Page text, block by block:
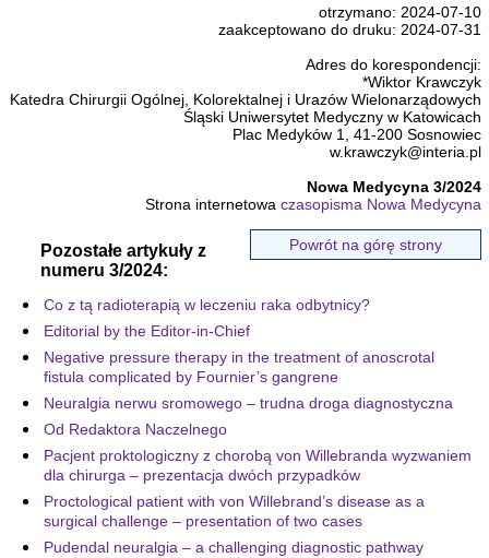
otrzymano: 2024-07-10
zaakceptowano do druku: 2024-07-31
Adres do korespondencji:
*Wiktor Krawczyk
Katedra Chirurgii Ogólnej, Kolorektalnej i Urazów Wielonarządowych
Śląski Uniwersytet Medyczny w Katowicach
Plac Medyków 1, 41-200 Sosnowiec
w.krawczyk@interia.pl
Nowa Medycyna 3/2024
Strona internetowaczasopisma Nowa Medycyna
Powrót na górę strony
Pozostałe artykuły z
numeru 3/2024:
Co z tą radioterapią w leczeniu raka odbytnicy?
Editorial by the Editor-in-Chief
Negative pressure therapy in the treatment of anoscrotal
fistula complicated by Fournier’s gangrene
Neuralgia nerwu sromowego – trudna droga diagnostyczna
Od Redaktora Naczelnego
Pacjent proktologiczny z chorobą von Willebranda wyzwaniem
dla chirurga – prezentacja dwóch przypadków
Proctological patient with von Willebrand’s disease as a
surgical challenge – presentation of two cases
Pudendal neuralgia – a challenging diagnostic pathway